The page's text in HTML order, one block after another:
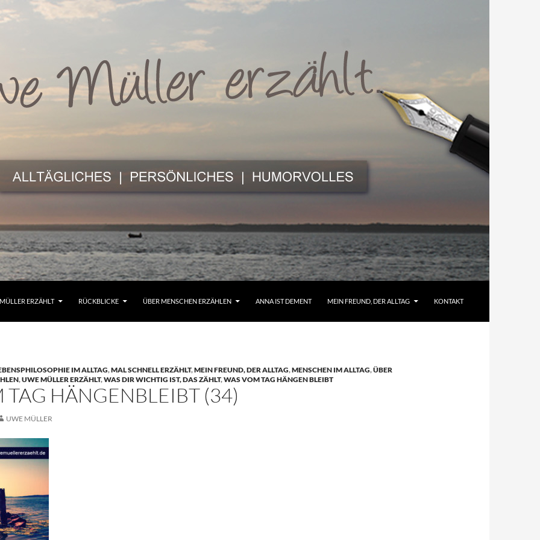
ERZÄHLT RÜCKBLICKE ÜBER MENSCHEN ERZÄHLEN ANNA IST DEMENT MEIN FREUND, DER ALLTAG KONTAKT
IM ALLTAG,MAL SCHNELL ERZÄHLT,MEIN FREUND, DER ALLTAG,MENSCHEN IM ALLTAG,ÜBER
,UWE MÜLLER ERZÄHLT,WAS DIR WICHTIG IST, DAS ZÄHLT,WAS VOM TAG HÄNGEN BLEIBT
TAG HÄNGENBLEIBT (34)
UWE MÜLLER